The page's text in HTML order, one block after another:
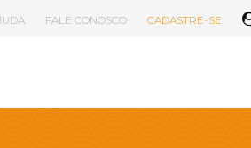
FALE CONOSCO CADASTRE-SE